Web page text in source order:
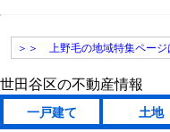
＞＞ 上野毛の地域特集ページ
世田谷区の不動産情報
一戸建て 土地